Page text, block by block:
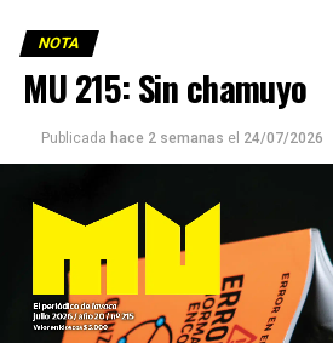
NOTA
MU 215: Sin chamuyo
Publicada hace 2 semanas el 24/07/2026